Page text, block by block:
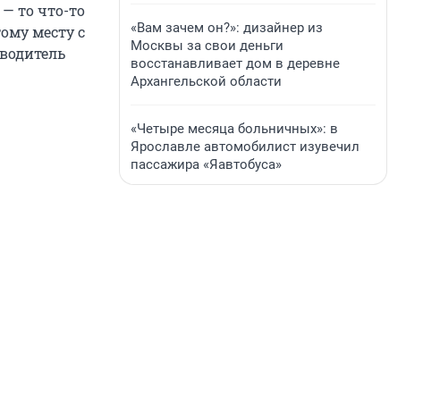
то что-то
месту с
«Вам зачем он?»: дизайнер из
Москвы за свои деньги
восстанавливает дом в деревне
Архангельской области
«Четыре месяца больничных»: в
Ярославле автомобилист изувечил
пассажира «Яавтобуса»